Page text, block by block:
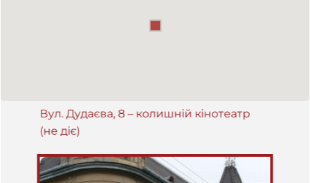
Вул. Дудаєва, 8 – колишній кінотеатр
(не діє)